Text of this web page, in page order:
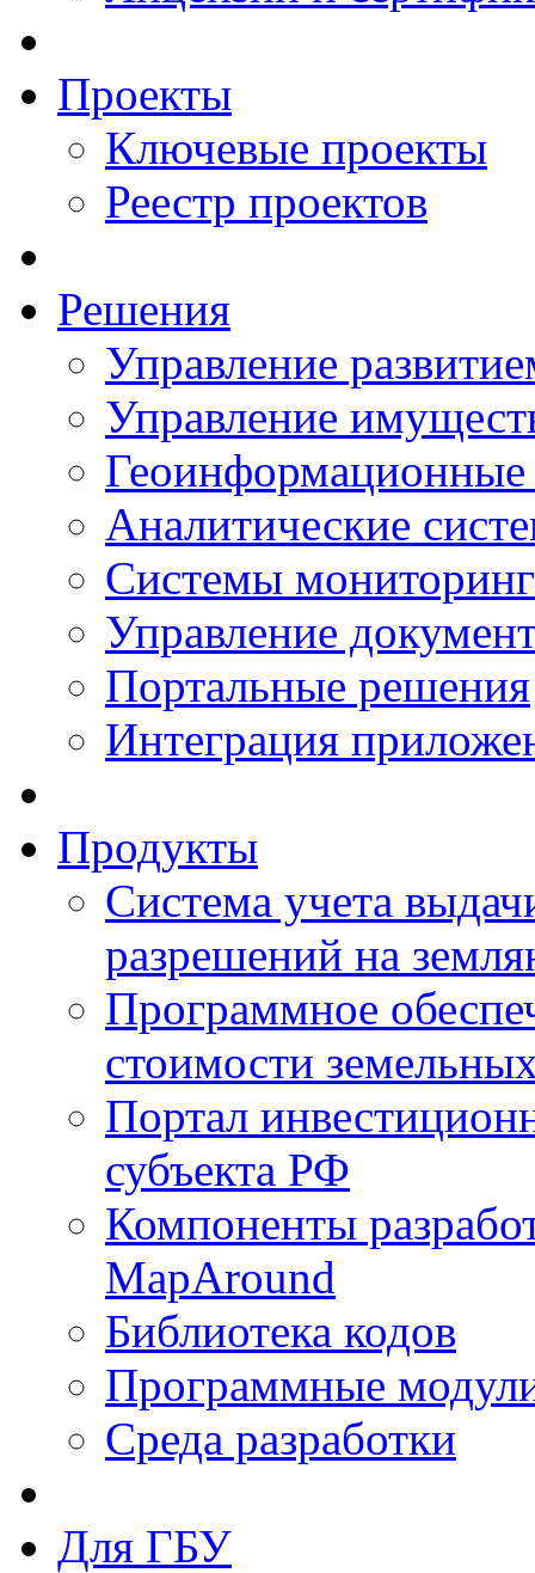
Проекты
Ключевые проекты
Реестр проектов
Решения
Управление
Управление
Аналитические
Системы
Управление
Портальные решения
Интеграция
Продукты
Система учета
разрешений на
Программное
стоимости
Портал
субъекта РФ
Компоненты
MapAround
Библиотека кодов
Программные
Среда разработки
Для ГБУ